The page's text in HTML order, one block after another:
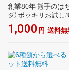
創業80年 熊手のは
ダ）ポッキリお試し
1,000 円 送料無